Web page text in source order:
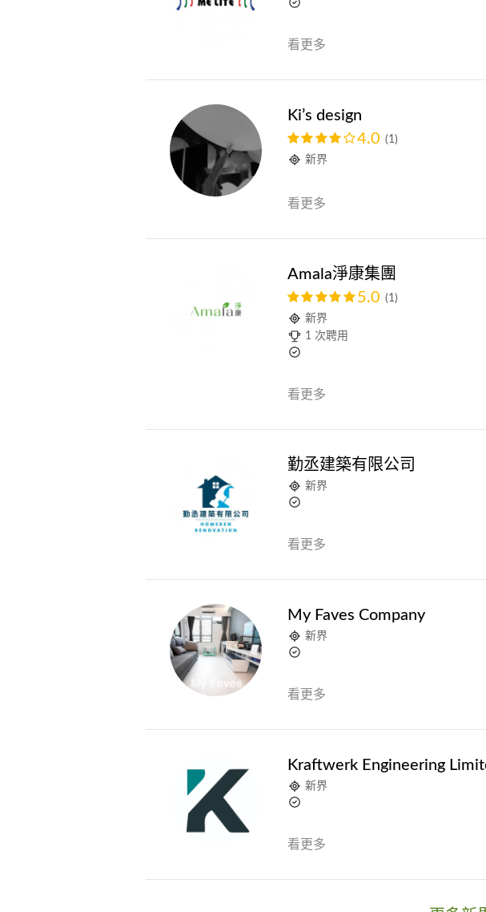
看更多
Ki’s design
4.0 (1)
新界
看更多
Amala淨康集團
5.0 (1)
新界
1 次聘用
看更多
勤丞建築有限公司
新界
看更多
My Faves Company
新界
看更多
Kraftwerk Engineering
新界
看更多